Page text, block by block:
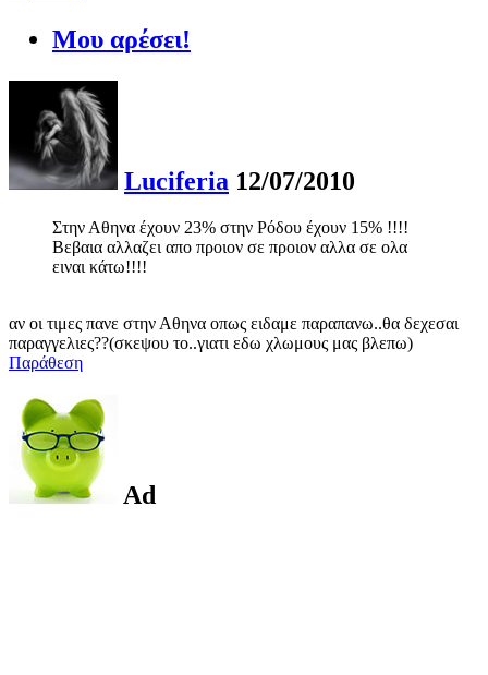
Μου αρέσει!
Luciferia 12/07/2010
Στην Αθηνα έχουν 23% στην Ρόδου έχουν 15% !!!!
Βεβαια αλλαζει απο προιον σε προιον αλλα σε ολα
ειναι κάτω!!!!
αν οι τιμες πανε στην Αθηνα οπως ειδαμε παραπανω..θα δεχεσαι
παραγγελιες??(σκεψου το..γιατι εδω χλωμους μας βλεπω)
Παράθεση
Ad